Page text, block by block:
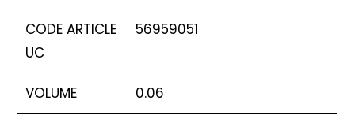
CODE ARTICLE
UC
56959051
VOLUME 0.06